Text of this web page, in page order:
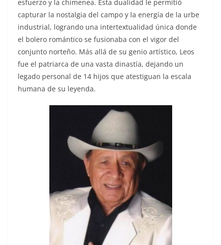
esfuerzo y la chimenea. Esta dualidad le permitió
capturar la nostalgia del campo y la energía de la urbe
industrial, logrando una intertextualidad única donde
el bolero romántico se fusionaba con el vigor del
conjunto norteño. Más allá de su genio artístico, Leos
fue el patriarca de una vasta dinastía, dejando un
legado personal de 14 hijos que atestiguan la escala
humana de su leyenda.